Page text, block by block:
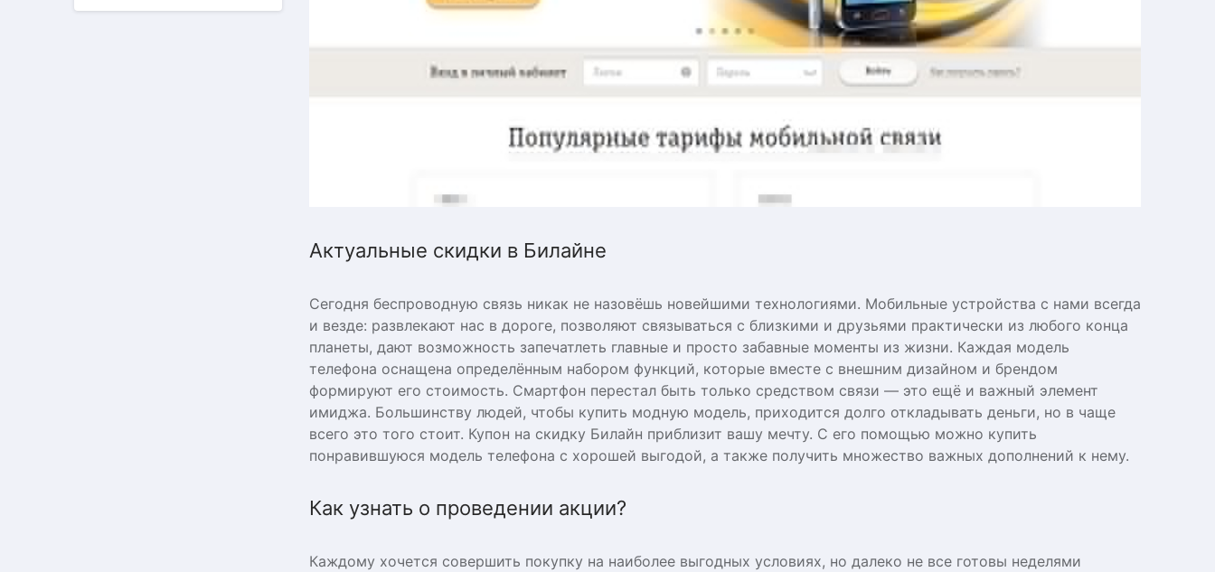
Актуальные скидки в Билайне
Сегодня беспроводную связь никак не назовёшь новейшими технологиями. Мобильные устройства с нами всегда
и везде: развлекают нас в дороге, позволяют связываться с близкими и друзьями практически из любого конца
планеты, дают возможность запечатлеть главные и просто забавные моменты из жизни. Каждая модель
телефона оснащена определённым набором функций, которые вместе с внешним дизайном и брендом
формируют его стоимость. Смартфон перестал быть только средством связи — это ещё и важный элемент
имиджа. Большинству людей, чтобы купить модную модель, приходится долго откладывать деньги, но в чаще
всего это того стоит. Купон на скидку Билайн приблизит вашу мечту. С его помощью можно купить
понравившуюся модель телефона с хорошей выгодой, а также получить множество важных дополнений к нему.
Как узнать о проведении акции?
Каждому хочется совершить покупку на наиболее выгодных условиях, но далеко не все готовы неделями